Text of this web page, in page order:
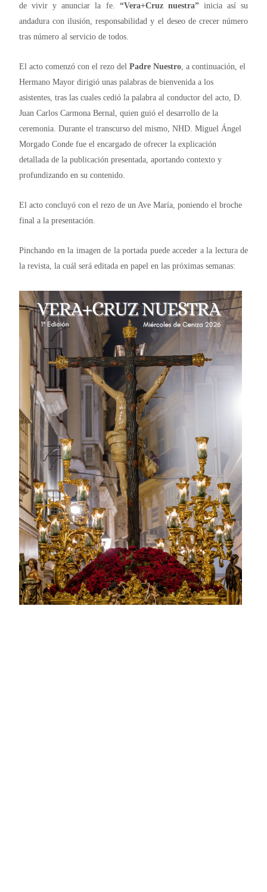
de vivir y anunciar la fe. “Vera+Cruz nuestra”inicia así su
andadura con ilusión, responsabilidad y el deseo de crecer número
tras número al servicio de todos.
El acto comenzó con el rezo del Padre Nuestro , a continuación, el
Hermano Mayor dirigió unas palabras de bienvenida a los
asistentes, tras las cuales cedió la palabra al conductor del acto, D.
Juan Carlos Carmona Bernal, quien guió el desarrollo de la
ceremonia. Durante el transcurso del mismo, NHD. Miguel Ángel
Morgado Conde fue el encargado de ofrecer la explicación
detallada de la publicación presentada, aportando contexto y
profundizando en su contenido.
El acto concluyó con el rezo de un Ave María, poniendo el broche
final a la presentación.
Pinchando en la imagen de la portada puede acceder a la lectura de
la revista, la cuál será editada en papel en las próximas semanas: